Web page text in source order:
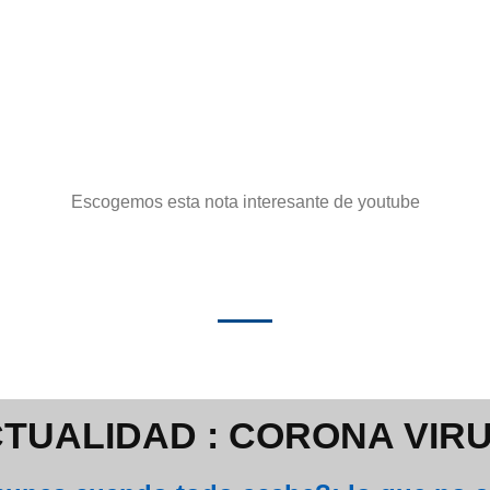
Escogemos esta nota interesante de youtube
: CORONA